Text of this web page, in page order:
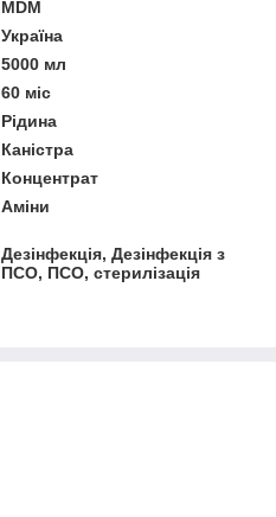
MDM
Україна
5000 мл
60 міс
Рідина
Каністра
Концентрат
Аміни
Дезінфекція, Дезінфекція з
ПСО, ПСО, стерилізація